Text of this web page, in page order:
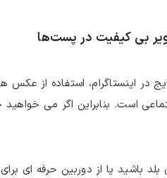
بی ‌کیفیت در پست‌ها
در اینستاگرام، استفاده از
است. بنابراین اگر می ‌خواهید
باشید یا از دوربین حرفه ‌ای